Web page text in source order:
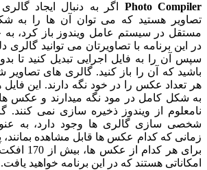
Photo Compiler
اگر به دنبال ایجاد
تصاویر هستید که می توان آن ها را به
مستقل در سیستم عامل ویندوز باز کرد، به
در این برنامه با تصاویرتان می توانید گالری
سپس آن را به فایل اجرایی تبدیل کنید تا
باشید که آن را باز کنید. گالری های تصاویر
هر تعداد عکس را در خود نگه دارند. این فایل
به شکل کامل در مود نگه میدارند و عکس
نامعلوم از ویندوز ذخیره سازی نمی کنند.
شخصی سازی گالری ها وجود دارد، به
زمانی که کدام عکس ها قابل مشاهده
برای هر
امکاناتی هستند که در این برنامه خواهید یافت.